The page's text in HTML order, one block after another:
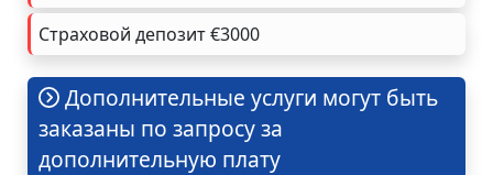
Страховой депозит €3000
Дополнительные услуги могут быть
заказаны по запросу за
дополнительную плату